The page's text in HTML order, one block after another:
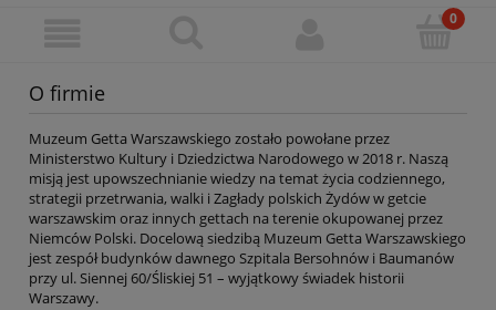
O firmie
Muzeum Getta Warszawskiego zostało powołane przez
Ministerstwo Kultury i Dziedzictwa Narodowego w 2018 r. Naszą
misją jest upowszechnianie wiedzy na temat życia codziennego,
strategii przetrwania, walki i Zagłady polskich Żydów w getcie
warszawskim oraz innych gettach na terenie okupowanej przez
Niemców Polski. Docelową siedzibą Muzeum Getta Warszawskiego
jest zespół budynków dawnego Szpitala Bersohnów i Baumanów
przy ul. Siennej 60/Śliskiej 51 – wyjątkowy świadek historii
Warszawy.